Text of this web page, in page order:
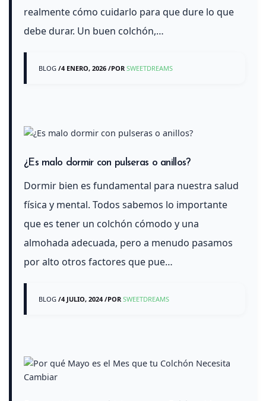
realmente cómo cuidarlo para que dure lo que
debe durar. Un buen colchón,…
BLOG /4 ENERO, 2026 /POR SWEETDREAMS
¿Es malo dormir con pulseras o anillos?
Dormir bien es fundamental para nuestra salud
física y mental. Todos sabemos lo importante
que es tener un colchón cómodo y una
almohada adecuada, pero a menudo pasamos
por alto otros factores que pue…
BLOG /4 JULIO, 2024/POR SWEETDREAMS